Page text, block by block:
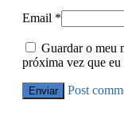
Email *
Guardar o meu
próxima vez que eu
Post